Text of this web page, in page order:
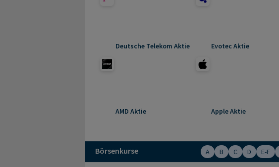
Deutsche Telekom Aktie Evotec Aktie
AMD Aktie Apple Aktie
Börsenkurse A B C D E-F